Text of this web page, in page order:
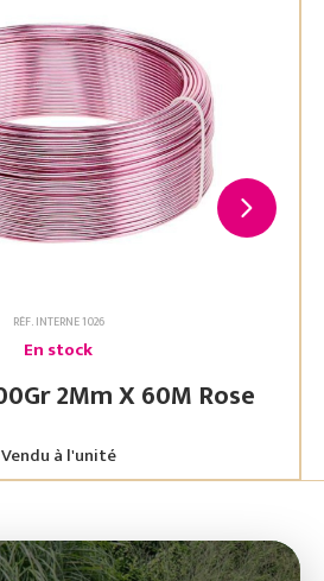
RÉF. INTERNE 1026
En stock
Fil Bonzai 500Gr 2Mm X 60M Rose
Vendu à l'unité